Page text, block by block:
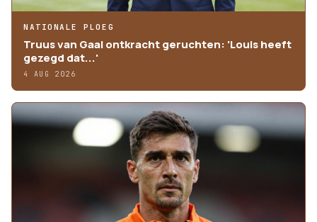
NATIONALE PLOEG
Truus van Gaal ontkracht geruchten: 'Louis heeft
gezegd dat...'
4 AUG 2026